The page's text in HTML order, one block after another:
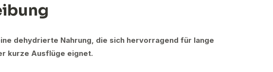
dehydrierte Nahrung, die sich hervorragend für lange
kurze Ausflüge eignet.